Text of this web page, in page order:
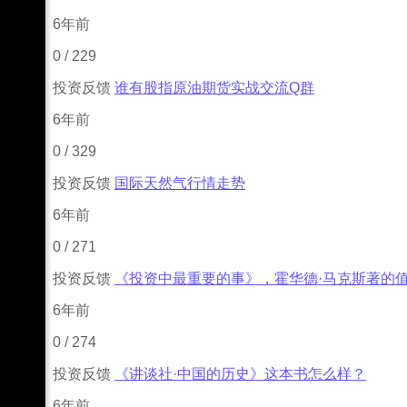
6年前
0 / 229
投资反馈 谁有股指原油期货实战交流Q群
6年前
0 / 329
投资反馈 国际天然气行情走势
6年前
0 / 271
投资反馈 《投资中最重要的事》，霍华德·马克斯著的
6年前
0 / 274
投资反馈 《讲谈社·中国的历史》这本书怎么样？